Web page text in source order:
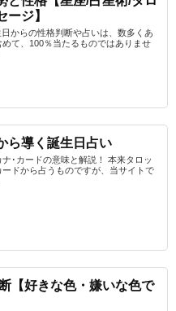
ージ】
からの性格判断や占いは、数多くあ
て、100％当たるものではありませ
ら導く誕生日占い
･カードの意味と解説！ 本来タロッ
ードから占うものですが、当サイトで
【好きな色・嫌いな色で